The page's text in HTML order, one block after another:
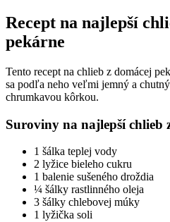
Recept na najlepší
pekárne
Tento recept na chlieb z domácej
sa podľa neho veľmi jemný a
chrumkavou kôrkou.
Suroviny na najlepší chlieb
1 šálka teplej vody
2 lyžice bieleho cukru
1 balenie sušeného droždia
¼ šálky rastlinného oleja
3 šálky chlebovej múky
1 lyžička soli